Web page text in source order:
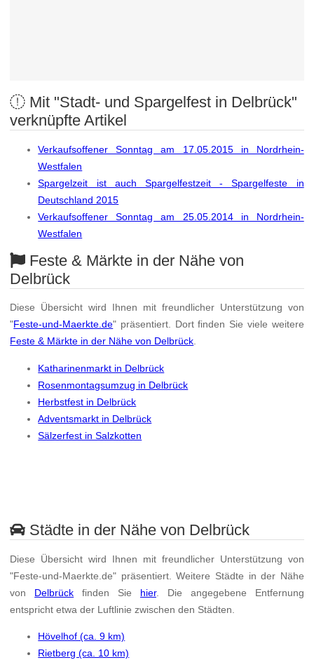
Mit "Stadt- und Spargelfest in Delbrück"
verknüpfte Artikel
Verkaufsoffener Sonntag am 17.05.2015 in Nordrhein-
Westfalen
Spargelzeit ist auch Spargelfestzeit - Spargelfeste in
Deutschland 2015
Verkaufsoffener Sonntag am 25.05.2014 in Nordrhein-
Westfalen
Feste & Märkte in der Nähe von
Delbrück
Diese Übersicht wird Ihnen mit freundlicher Unterstützung von
"Feste-und-Maerkte.de" präsentiert. Dort finden Sie viele weitere
Feste & Märkte in der Nähe von Delbrück.
Katharinenmarkt in Delbrück
Rosenmontagsumzug in Delbrück
Herbstfest in Delbrück
Adventsmarkt in Delbrück
Sälzerfest in Salzkotten
Städte in der Nähe von Delbrück
Diese Übersicht wird Ihnen mit freundlicher Unterstützung von
"Feste-und-Maerkte.de" präsentiert. Weitere Städte in der Nähe
von Delbrück finden Sie hier. Die angegebene Entfernung
entspricht etwa der Luftlinie zwischen den Städten.
Hövelhof (ca. 9 km)
Rietberg (ca. 10 km)